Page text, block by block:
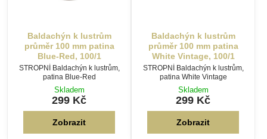
Baldachýn k lustrům
průměr 100 mm patina
Blue-Red, 100/1
STROPNÍ Baldachýn k lustrům,
patina Blue-Red
Skladem
299 Kč
Zobrazit
Baldachýn k lustrům
průměr 100 mm patina
White Vintage, 100/1
STROPNÍ Baldachýn k lustrům,
patina White Vintage
Skladem
299 Kč
Zobrazit